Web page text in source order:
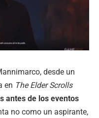
desde un
en The Elder Scrolls
antes de los eventos
no como un aspirante,